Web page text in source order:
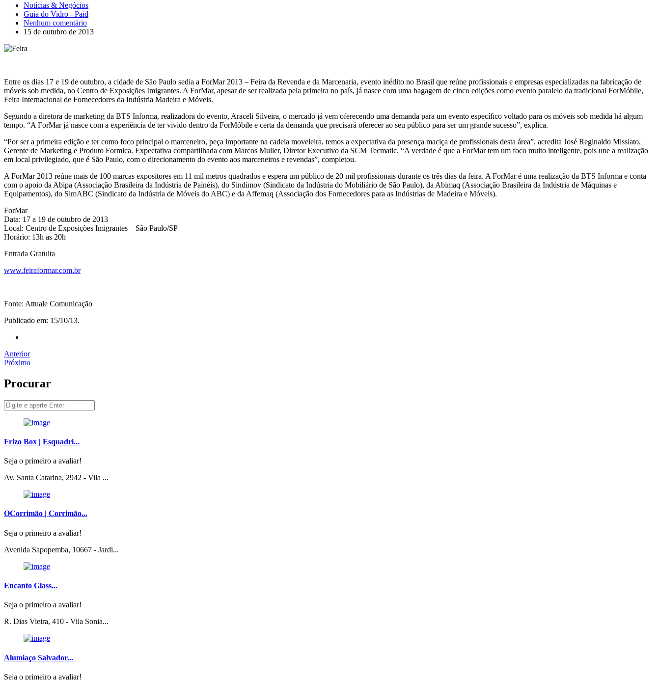
Notícias & Negócios
Guia do Vidro - Paid
Nenhum comentário
15 de outubro de 2013
Entre os dias 17 e 19 de outubro, a cidade de São Paulo sedia a ForMar 2013 – Feira da Revenda e da Marcenaria, evento inédito no Brasil que reúne profissionais e empresas especializadas na fabricação de
móveis sob medida, no Centro de Exposições Imigrantes. A ForMar, apesar de ser realizada pela primeira no país, já nasce com uma bagagem de cinco edições como evento paralelo da tradicional ForMóbile,
Feira Internacional de Fornecedores da Indústria Madeira e Móveis.
Segundo a diretora de marketing da BTS Informa, realizadora do evento, Araceli Silveira, o mercado já vem oferecendo uma demanda para um evento específico voltado para os móveis sob medida há algum
tempo. “A ForMar já nasce com a experiência de ter vivido dentro da ForMóbile e certa da demanda que precisará oferecer ao seu público para ser um grande sucesso”, explica.
“Por ser a primeira edição e ter como foco principal o marceneiro, peça importante na cadeia moveleira, temos a expectativa da presença maciça de profissionais desta área”, acredita José Reginaldo Missiato,
Gerente de Marketing e Produto Formica. Expectativa compartilhada com Marcos Muller, Diretor Executivo da SCM Tecmatic. “A verdade é que a ForMar tem um foco muito inteligente, pois une a realização
em local privilegiado, que é São Paulo, com o direcionamento do evento aos marceneiros e revendas”, completou.
A ForMar 2013 reúne mais de 100 marcas expositores em 11 mil metros quadrados e espera um público de 20 mil profissionais durante os três dias da feira. A ForMar é uma realização da BTS Informa e conta
com o apoio da Abipa (Associação Brasileira da Indústria de Painéis), do Sindimov (Sindicato da Indústria do Mobiliário de São Paulo), da Abimaq (Associação Brasileira da Indústria de Máquinas e
Equipamentos), do SimABC (Sindicato da Indústria de Móveis do ABC) e da Affemaq (Associação dos Fornecedores para as Indústrias de Madeira e Móveis).
ForMar
Data: 17 a 19 de outubro de 2013
Local: Centro de Exposições Imigrantes – São Paulo/SP
Horário: 13h as 20h
Entrada Gratuita
www.feiraformar.com.br
Fonte: Attuale Comunicação
Publicado em: 15/10/13.
Anterior
Próximo
Procurar
Frizo Box | Esquadri...
Seja o primeiro a avaliar!
Av. Santa Catarina, 2942 - Vila ...
OCorrimão | Corrimão...
Seja o primeiro a avaliar!
Avenida Sapopemba, 10667 - Jardi...
Encanto Glass...
Seja o primeiro a avaliar!
R. Dias Vieira, 410 - Vila Sonia...
Alumiaço Salvador...
Seja o primeiro a avaliar!